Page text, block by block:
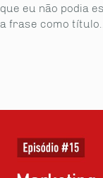
que eu não podia
a frase como